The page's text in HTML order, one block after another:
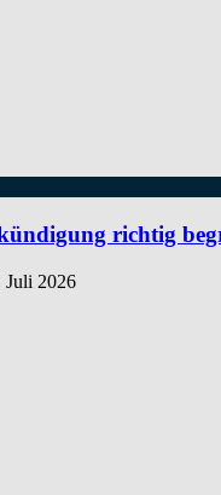
richtig
Juli 2026